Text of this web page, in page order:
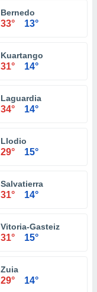
Bernedo
33° 13°
Kuartango
31° 14°
Laguardia
34° 14°
Llodio
29° 15°
Salvatierra
31° 14°
Vitoria-Gasteiz
31° 15°
Zuia
29° 14°